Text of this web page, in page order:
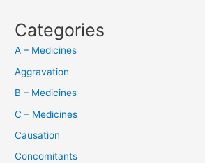
Categories
A – Medicines
Aggravation
B – Medicines
C – Medicines
Causation
Concomitants